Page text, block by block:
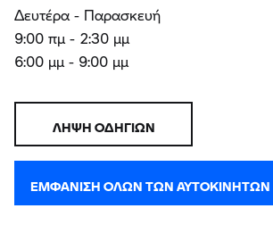
Δευτέρα - Παρασκευή
9:00 πμ - 2:30 μμ
6:00 μμ - 9:00 μμ
ΛΉΨΗ ΟΔΗΓΙΏΝ
ΕΜΦΆΝΙΣΗ ΌΛΩΝ ΤΩΝ ΑΥΤΟΚΙΝΉΤΩΝ